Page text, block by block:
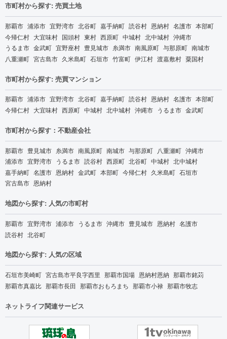
市町村から探す: 売買土地
那覇市 浦添市 宜野湾市 北谷町 嘉手納町 読谷村 恩納村 名護市 本部町
今帰仁村 大宜味村 国頭村 東村 西原町 中城村 北中城村 沖縄市
うるま市 金武町 宜野座村 豊見城市 糸満市 南風原町 与那原町 南城市
八重瀬町 宮古島市 久米島町 石垣市 竹富町 伊江村 渡嘉敷村 粟国村
市町村から探す: 売買マンション
那覇市 浦添市 宜野湾市 北谷町 嘉手納町 読谷村 恩納村 名護市 本部町
今帰仁村 大宜味村 西原町 中城村 北中城村 沖縄市 うるま市 金武町
市町村から探す：不動産会社
那覇市 豊見城市 糸満市 南風原町 南城市 与那原町 八重瀬町 沖縄市
浦添市 宜野湾市 うるま市 読谷村 西原町 北谷町 中城村 北中城村
嘉手納町 名護市 恩納村 金武町 本部町 今帰仁村 久米島町 石垣市
宮古島市 恩納村
地図から探す: 人気の市町村
那覇市 宜野湾市 浦添市 うるま市 沖縄市 豊見城市 恩納村 名護市
読谷村 北谷町
地図から探す: 人気の区域
石垣市美崎町 宮古島市平良字西里 那覇市国場 恩納村恩納 那覇市銘苅
那覇市真嘉比 那覇市長田 那覇市おもろまち 那覇市小禄 那覇市牧志
ネットライフ関連サービス